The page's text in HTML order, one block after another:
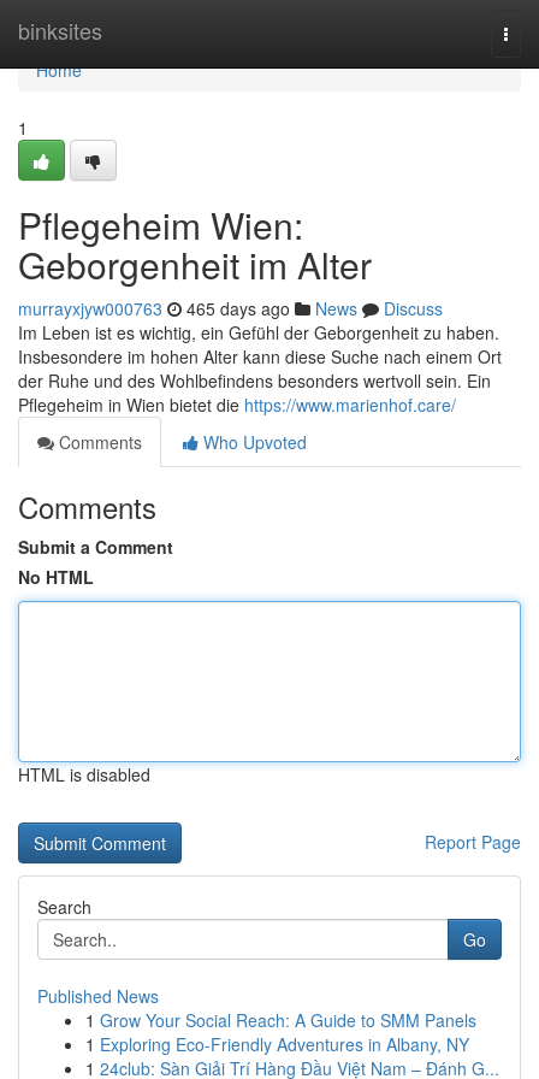
binksites
Home
Home
1
Pflegeheim Wien:
Geborgenheit im Alter
murrayxjyw000763 465 days ago News
Discuss
Im Leben ist es wichtig, ein Gefühl der Geborgenheit zu haben.
Insbesondere im hohen Alter kann diese Suche nach einem Ort
der Ruhe und des Wohlbefindens besonders wertvoll sein. Ein
Pflegeheim in Wien bietet die https://www.marienhof.care/
Comments
Who Upvoted
Comments
Submit a Comment
No HTML
HTML is disabled
Report Page
Search
Go
Published News
1 Grow Your Social Reach: A Guide to SMM Panels
1 Exploring Eco-Friendly Adventures in Albany, NY
1 24club: Sàn Giải Trí Hàng Đầu Việt Nam – Đánh G...